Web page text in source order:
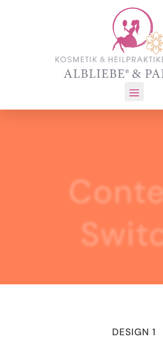
DESIGN 1